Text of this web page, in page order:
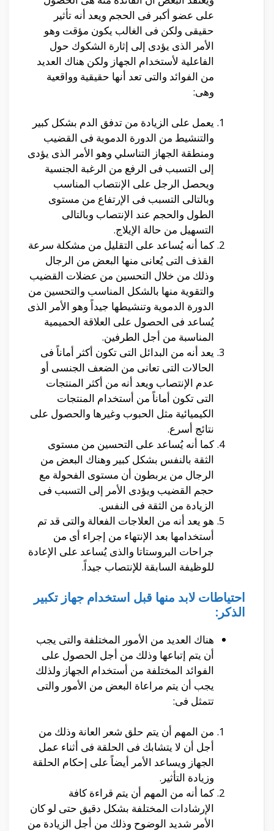
على عضو أكبر فى الحجم ويعد أنه تأثير
حقيقى ولكن فى الغالب يكون مؤقت وهو
الأمر الذى يؤدى إلى إثارة الشكوك حول
الفاعلية لأستخدام الجهاز ولكن هناك العديد
من الفوائد والتى تعد أنها حقيقية وواقعية
وهى:
يعمل على الزيادة من تدفق الدم بشكل كبير
والتنشيط من الدورة الدموية فى القضيب
ومنطقة الجهاز التناسلي وهو الأمر الذى يؤدى
إلى التسبب فى الرفع من الرغبة الجنسية
ويحصل الرجل على الإنتصاب المناسب
وبالتالى التسبب فى الإرتفاع من مستوى
الطول والحجم عند الإنتصاب وبالتالى
التسهيل من حالة الإيلاج.
كما أنه يُساعد على التقليل من مشكلة سرعة
القذف التى يُعانى منها البعض من الرجال
وذلك من خلال التحسين من عضلات القضيب
والتقوية منها بالشكل المناسب والتحسين من
الدورة الدموية وتنشيطها جيداً وهو الأمر الذى
يُساعد فى الحصول على العلاقة الحميمية
المناسبة من أجل الطرفين.
يعد أنه من البدائل التى تكون أكثر أماناً فى
الحالات التى تعانى من الضعف الجنسى أو
عدم الإنتصاب ويعد أنه من أكثر المنتجات
التى تكون أماناً من أستخدام المنتجات
الكيميائية مثل الحبوب وغيرها والحصول على
نتائج أسرع.
كما أنه يُساعد على التحسين من مستوى
الثقة بالنفس بشكل كبير وهناك البعض من
الرجال من يربطون أن مستوى الفحولة مع
حجم القضيب ويؤدى الأمر إلى التسبب فى
الزيادة من الثقة فى النفس.
هو يعد أنه من العلاجات الفعالة والتى قد تم
أستخدامها بعد الإنتهاء من إجراء أى من
جراحات البروستاتا والذى يُساعد على الإعادة
للوظيفة السابقة للإنتصاب جيداً.
احتياطات لابد منها قبل استخدام جهاز تكبير
الذكر:
هناك العديد من الأمور المختلفة والتى يجب
أن يتم إتباعها وذلك من أجل الحصول على
الفوائد المختلفة من أستخدام الجهاز ولذلك
يجب أن يتم مراعاة البعض من الأمور والتى
تتمثل فى:
من المهم أن يتم حلق شعر العانة وذلك من
أجل أن لا يتشابك فى الحلقة فى أثناء عمل
الجهاز ويساعد الأمر أيضاً على إحكام الحلقة
وزيادة التأثير.
كما أنه من المهم أن يتم قراءة كافة
الإرشادات المختلفة بشكل دقيق حتى لو كان
الأمر شديد الوضوح وذلك من أجل الزيادة من